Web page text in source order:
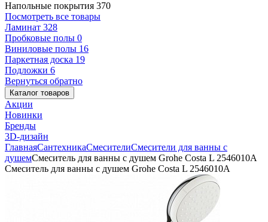
Напольные покрытия 370
Посмотреть все товары
Ламинат 328
Пробковые полы 0
Виниловые полы 16
Паркетная доска 19
Подложки 6
Вернуться обратно
Каталог товаров
Акции
Новинки
Бренды
3D-дизайн
ГлавнаяСантехникаСмесителиСмесители для ванны с
душемСмеситель для ванны с душем Grohe Costa L 2546010A
Смеситель для ванны с душем Grohe Costa L 2546010A